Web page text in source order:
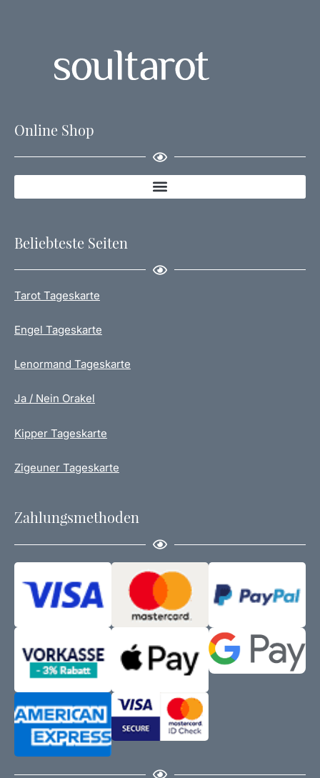
Online Shop
Beliebteste Seiten
Tarot Tageskarte
Engel Tageskarte
Lenormand Tageskarte
Ja / Nein Orakel
Kipper Tageskarte
Zigeuner Tageskarte
Zahlungsmethoden